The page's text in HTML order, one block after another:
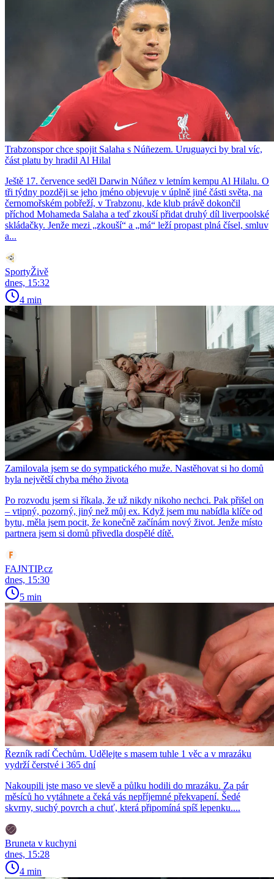
Trabzonspor chce spojit Salaha s Núñezem. Uruguayci by bral víc,
část platu by hradil Al Hilal
Ještě 17. července seděl Darwin Núñez v letním kempu Al Hilalu. O
tři týdny později se jeho jméno objevuje v úplně jiné části světa, na
černomořském pobřeží, v Trabzonu, kde klub právě dokončil
příchod Mohameda Salaha a teď zkouší přidat druhý díl liverpoolské
skládačky. Jenže mezi „zkouší“ a „má“ leží propast plná čísel, smluv
a...
SportyŽivě
dnes, 15:32
4 min
Zamilovala jsem se do sympatického muže. Nastěhovat si ho domů
byla největší chyba mého života
Po rozvodu jsem si říkala, že už nikdy nikoho nechci. Pak přišel on
– vtipný, pozorný, jiný než můj ex. Když jsem mu nabídla klíče od
bytu, měla jsem pocit, že konečně začínám nový život. Jenže místo
partnera jsem si domů přivedla dospělé dítě.
FAJNTIP.cz
dnes, 15:30
5 min
Řezník radí Čechům. Udělejte s masem tuhle 1 věc a v mrazáku
vydrží čerstvé i 365 dní
Nakoupili jste maso ve slevě a půlku hodili do mrazáku. Za pár
měsíců ho vytáhnete a čeká vás nepříjemné překvapení. Šedé
skvrny, suchý povrch a chuť, která připomíná spíš lepenku....
Bruneta v kuchyni
dnes, 15:28
4 min